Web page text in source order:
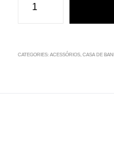
Verde
CATEGORIES: ACESSÓRIOS CASA DE